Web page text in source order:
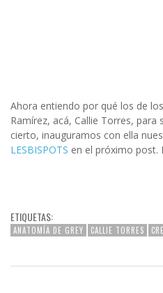
Ahora entiendo por qué los de
Ramírez, acá, Callie Torres,
cierto, inauguramos con ella
LESBISPOTS en el próximo post.
ETIQUETAS:
ANATOMÍA DE GREY CALLIE TORRES